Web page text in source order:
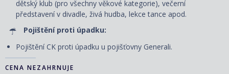
dětský klub (pro všechny věkové kategorie), večerní
představení v divadle, živá hudba, lekce tance apod.
Pojištění proti úpadku:
Pojištění CK proti úpadku u pojišťovny Generali.
CENA NEZAHRNUJE